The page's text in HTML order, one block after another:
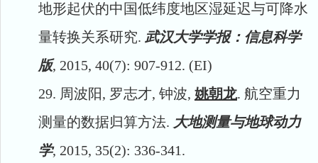
地形起伏的中国低纬度地区湿延迟与可降水
量转换关系研究. 武汉大学学报：信息科学
版, 2015, 40(7): 907-912. (EI)
29. 周波阳, 罗志才, 钟波, 姚朝龙. 航空重力
测量的数据归算方法. 大地测量与地球动力
学, 2015, 35(2): 336-341.